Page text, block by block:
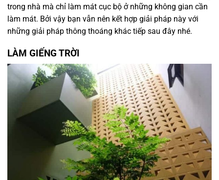
trong nhà mà chỉ làm mát cục bộ ở những không gian cần
làm mát. Bởi vậy bạn vẫn nên kết hợp giải pháp này với
những giải pháp thông thoáng khác tiếp sau đây nhé.
LÀM GIẾNG TRỜI